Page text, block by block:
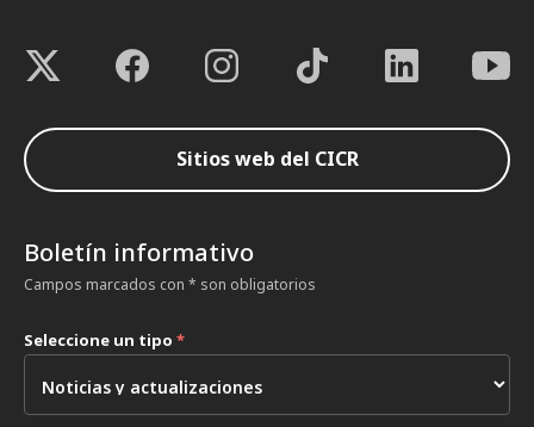
Sitios web del CICR
Boletín informativo
Campos marcados con * son obligatorios
Seleccione un tipo *